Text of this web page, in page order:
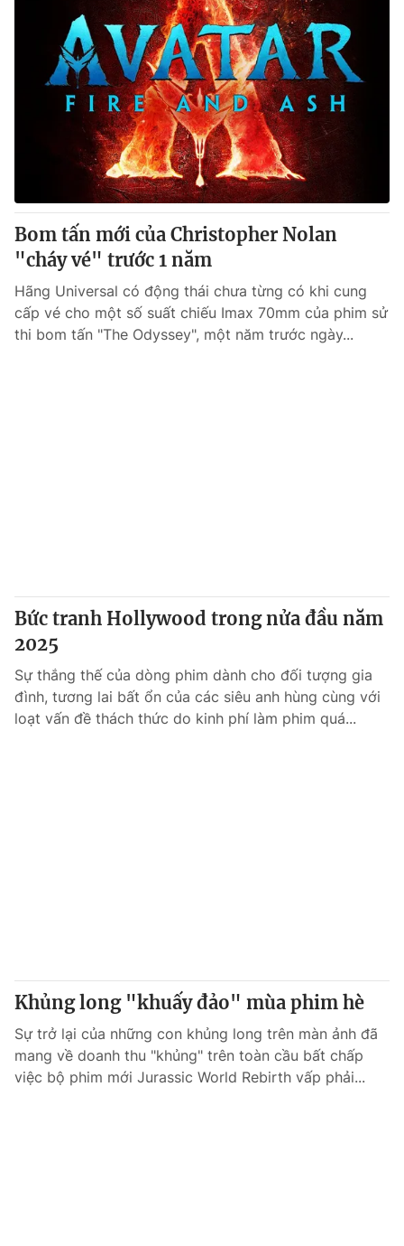
Bom tấn mới của Christopher Nolan
"cháy vé" trước 1 năm
Hãng Universal có động thái chưa từng có khi cung
cấp vé cho một số suất chiếu Imax 70mm của phim sử
thi bom tấn "The Odyssey", một năm trước ngày...
Bức tranh Hollywood trong nửa đầu năm
2025
Sự thắng thế của dòng phim dành cho đối tượng gia
đình, tương lai bất ổn của các siêu anh hùng cùng với
loạt vấn đề thách thức do kinh phí làm phim quá...
Khủng long "khuấy đảo" mùa phim hè
Sự trở lại của những con khủng long trên màn ảnh đã
mang về doanh thu "khủng" trên toàn cầu bất chấp
việc bộ phim mới Jurassic World Rebirth vấp phải...